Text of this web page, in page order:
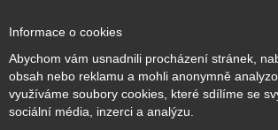
Přihlásit odběr
Informace o cookies
Abychom vám usnadnili procházení stránek,
obsah nebo reklamu a mohli anonymně
využíváme soubory cookies, které sdílíme se
sociální média, inzerci a analýzu.